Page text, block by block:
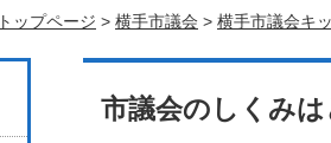
トップページ > 横手市議会 > 横手市議会キ
市議会のしくみ